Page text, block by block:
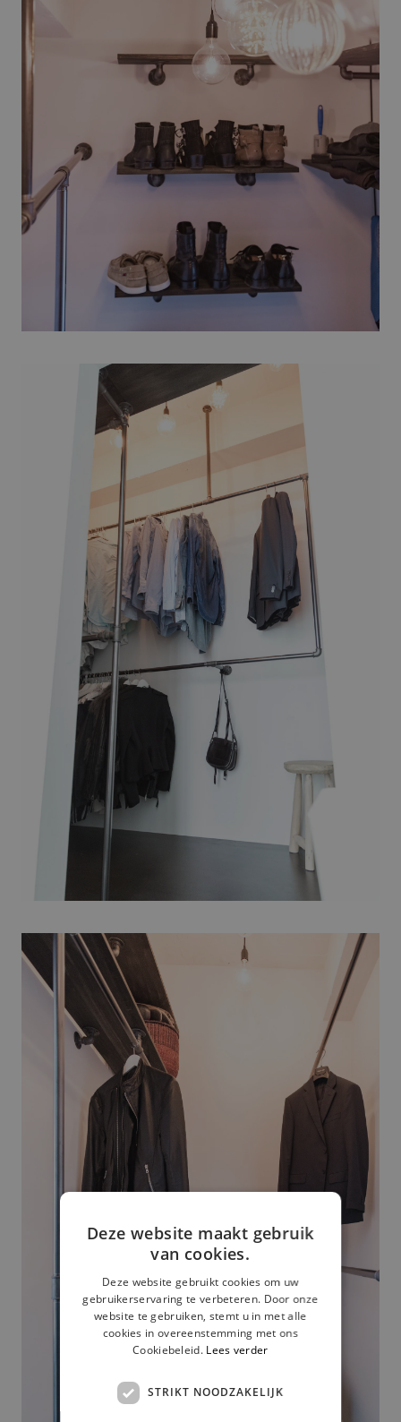
Deze website maakt gebruik
van cookies.
Deze website gebruikt cookies om uw
gebruikerservaring te verbeteren. Door onze
website te gebruiken, stemt u in met alle
cookies in overeenstemming met ons
Cookiebeleid. Lees verder
STRIKT NOODZAKELIJK